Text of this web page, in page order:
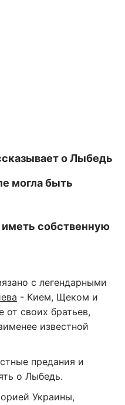
о Лыбедь
могла быть
собственную
с легендарными
- Кием, Щеком и
от своих братьев,
известной
предания и
о Лыбедь.
Украины,